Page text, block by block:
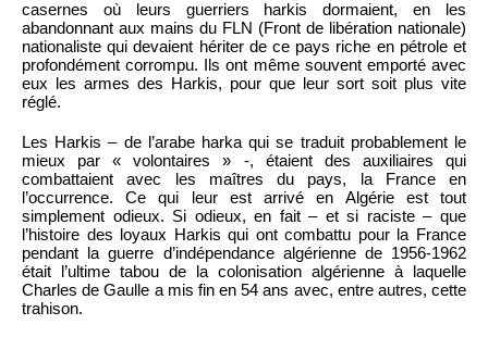
casernes où leurs guerriers harkis dormaient, en les
abandonnant aux mains du FLN (Front de libération nationale)
nationaliste qui devaient hériter de ce pays riche en pétrole et
profondément corrompu. Ils ont même souvent emporté avec
eux les armes des Harkis, pour que leur sort soit plus vite
réglé.
Les Harkis – de l’arabe harka qui se traduit probablement le
mieux par « volontaires » -, étaient des auxiliaires qui
combattaient avec les maîtres du pays, la France en
l’occurrence. Ce qui leur est arrivé en Algérie est tout
simplement odieux. Si odieux, en fait – et si raciste – que
l’histoire des loyaux Harkis qui ont combattu pour la France
pendant la guerre d’indépendance algérienne de 1956-1962
était l’ultime tabou de la colonisation algérienne à laquelle
Charles de Gaulle a mis fin en 54 ans avec, entre autres, cette
trahison.